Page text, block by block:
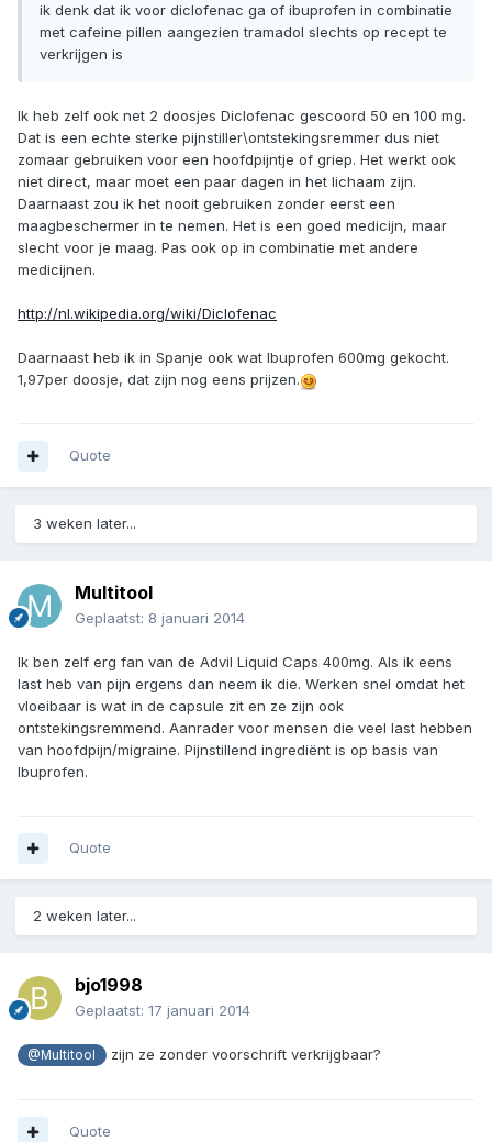
ik denk dat ik voor diclofenac ga of ibuprofen in combinatie
met cafeine pillen aangezien tramadol slechts op recept te
verkrijgen is
Ik heb zelf ook net 2 doosjes Diclofenac gescoord 50 en 100 mg.
Dat is een echte sterke pijnstiller\ontstekingsremmer dus niet
zomaar gebruiken voor een hoofdpijntje of griep. Het werkt ook
niet direct, maar moet een paar dagen in het lichaam zijn.
Daarnaast zou ik het nooit gebruiken zonder eerst een
maagbeschermer in te nemen. Het is een goed medicijn, maar
slecht voor je maag. Pas ook op in combinatie met andere
medicijnen.
http://nl.wikipedia.org/wiki/Diclofenac
Daarnaast heb ik in Spanje ook wat Ibuprofen 600mg gekocht.
1,97per doosje, dat zijn nog eens prijzen.
Quote
3 weken later...
Multitool
Geplaatst: 8 januari 2014
Ik ben zelf erg fan van de Advil Liquid Caps 400mg. Als ik eens
last heb van pijn ergens dan neem ik die. Werken snel omdat het
vloeibaar is wat in de capsule zit en ze zijn ook
ontstekingsremmend. Aanrader voor mensen die veel last hebben
van hoofdpijn/migraine. Pijnstillend ingrediënt is op basis van
Ibuprofen.
Quote
2 weken later...
bjo1998
Geplaatst: 17 januari 2014
@Multitool zijn ze zonder voorschrift verkrijgbaar?
Quote